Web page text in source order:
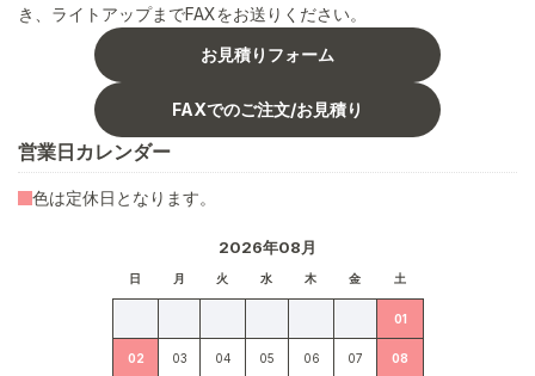
き、ライトアップまでFAXをお送りください。
お見積りフォーム
FAXでのご注文/お見積り
営業日カレンダー
2026年08月
日 月 火 水 木 金 土
01
02 03 04 05 06 07 08
色は定休日となります。